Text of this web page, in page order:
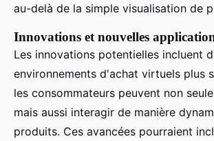
au-delà de la simple visualisation de
Innovations et nouvelles
Les innovations potentielles incluent
environnements d'achat virtuels plus
les consommateurs peuvent non
mais aussi interagir de manière
produits. Ces avancées pourraient